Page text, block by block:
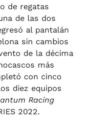
de regatas
de las dos
al pantalán
sin cambios
de la décima
más
con cinco
diez equipos
Racing
2022.